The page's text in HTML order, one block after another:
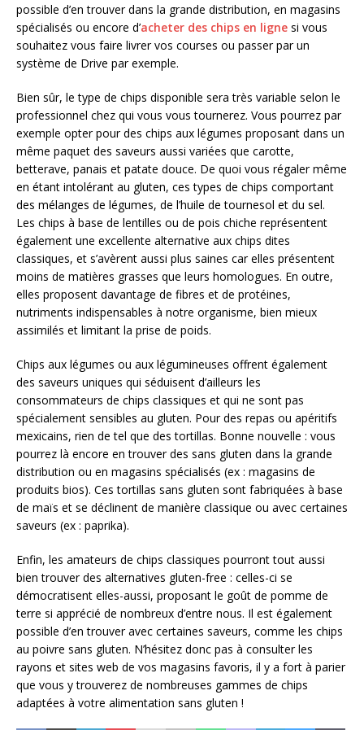
possible d’en trouver dans la grande distribution, en magasins
spécialisés ou encore d’acheter des chips en ligne si vous
souhaitez vous faire livrer vos courses ou passer par un
système de Drive par exemple.
Bien sûr, le type de chips disponible sera très variable selon le
professionnel chez qui vous vous tournerez. Vous pourrez par
exemple opter pour des chips aux légumes proposant dans un
même paquet des saveurs aussi variées que carotte,
betterave, panais et patate douce. De quoi vous régaler même
en étant intolérant au gluten, ces types de chips comportant
des mélanges de légumes, de l’huile de tournesol et du sel.
Les chips à base de lentilles ou de pois chiche représentent
également une excellente alternative aux chips dites
classiques, et s’avèrent aussi plus saines car elles présentent
moins de matières grasses que leurs homologues. En outre,
elles proposent davantage de fibres et de protéines,
nutriments indispensables à notre organisme, bien mieux
assimilés et limitant la prise de poids.
Chips aux légumes ou aux légumineuses offrent également
des saveurs uniques qui séduisent d’ailleurs les
consommateurs de chips classiques et qui ne sont pas
spécialement sensibles au gluten. Pour des repas ou apéritifs
mexicains, rien de tel que des tortillas. Bonne nouvelle : vous
pourrez là encore en trouver des sans gluten dans la grande
distribution ou en magasins spécialisés (ex : magasins de
produits bios). Ces tortillas sans gluten sont fabriquées à base
de maïs et se déclinent de manière classique ou avec certaines
saveurs (ex : paprika).
Enfin, les amateurs de chips classiques pourront tout aussi
bien trouver des alternatives gluten-free : celles-ci se
démocratisent elles-aussi, proposant le goût de pomme de
terre si apprécié de nombreux d’entre nous. Il est également
possible d’en trouver avec certaines saveurs, comme les chips
au poivre sans gluten. N’hésitez donc pas à consulter les
rayons et sites web de vos magasins favoris, il y a fort à parier
que vous y trouverez de nombreuses gammes de chips
adaptées à votre alimentation sans gluten !